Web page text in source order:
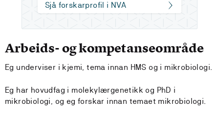
Sjå forskarprofil i NVA
Arbeids- og kompetanseområde
Eg underviser i kjemi, tema innan HMS og i mikrobiologi.
Eg har hovudfag i molekylærgenetikk og PhD i
mikrobiologi, og eg forskar innan temaet mikrobiologi.